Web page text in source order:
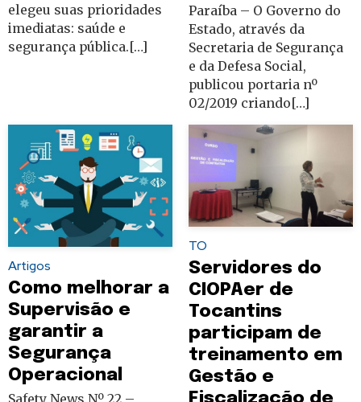
elegeu suas prioridades
imediatas: saúde e
segurança pública.[…]
Paraíba – O Governo do
Estado, através da
Secretaria de Segurança
e da Defesa Social,
publicou portaria nº
02/2019 criando[…]
Artigos
Como melhorar a
Supervisão e
garantir a
Segurança
Operacional
Safety News Nº 22 –
TO
Servidores do
CIOPAer de
Tocantins
participam de
treinamento em
Gestão e
Fiscalização de